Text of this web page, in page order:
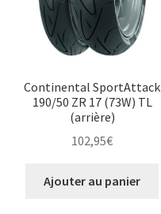
Continental SportAttack
190/50 ZR 17 (73W) TL
(arrière)
102,95€
Ajouter au panier